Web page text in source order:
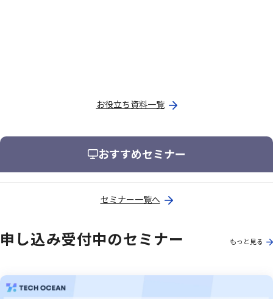
お役立ち資料一覧
おすすめセミナー
セミナー一覧へ
申し込み受付中のセミナー もっと見る